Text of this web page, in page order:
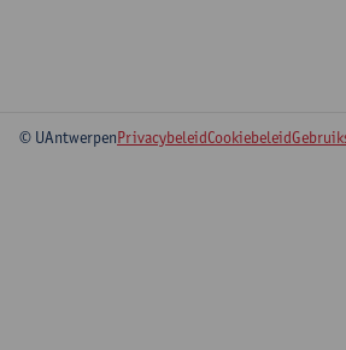
© UAntwerpenPrivacybeleidCookiebeleid